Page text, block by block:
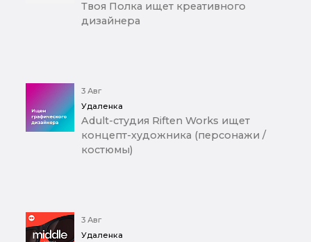
Твоя Полка ищет креативного
дизайнера
3 Авг
Удаленка
Adult-студия Riften Works ищет
концепт-художника (персонажи /
костюмы)
3 Авг
Удаленка